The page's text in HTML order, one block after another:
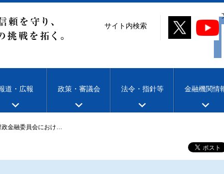
サイト内検索
道・広報 政策・審議会 法令・指針等 金融機関情
政金融委員会におけ…